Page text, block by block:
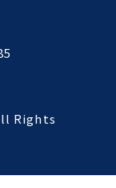
Rights